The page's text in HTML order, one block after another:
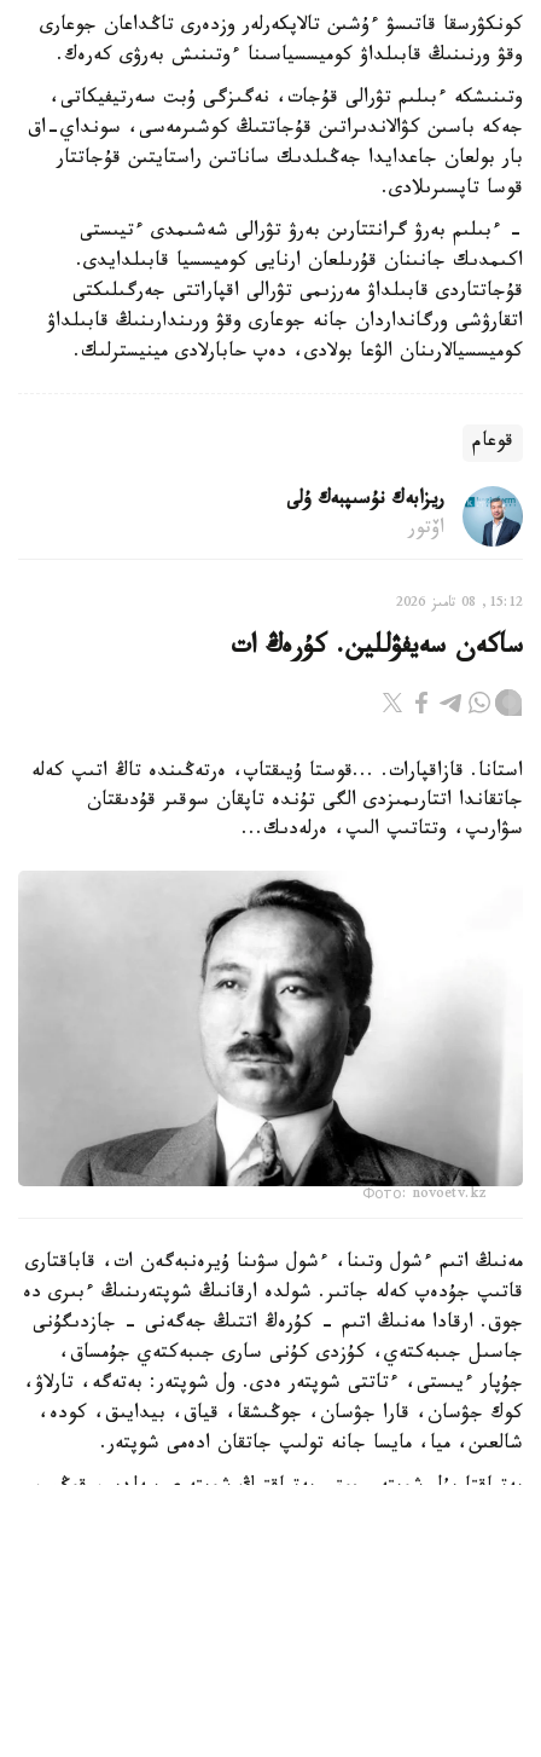
كونكۋرسقا قاتىسۋ ءۇشىن تالاپكەرلەر وزدەرى تاڭداعان جوعارى
وقۋ ورنىنىڭ قابىلداۋ كوميسسياسىنا ءوتىنىش بەرۋى كەرەك.
وتىنىشكە ءبىلىم تۋرالى قۇجات، نەگىزگى ۇبت سەرتيفيكاتى،
جەكە باسىن كۋالاندىراتىن قۇجاتتىڭ كوشىرمەسى، سونداي-اق
بار بولعان جاعدايدا جەڭىلدىك ساناتىن راستايتىن قۇجاتتار
قوسا تاپسىرىلادى.
- ءبىلىم بەرۋ گرانتتارىن بەرۋ تۋرالى شەشىمدى ءتيىستى
اكىمدىك جانىنان قۇرىلعان ارنايى كوميسسيا قابىلدايدى.
قۇجاتتاردى قابىلداۋ مەرزىمى تۋرالى اقپاراتتى جەرگىلىكتى
اتقارۋشى ورگانداردان جانە جوعارى وقۋ ورىندارىنىڭ قابىلداۋ
كوميسسيالارىنان الۋعا بولادى، دەپ حابارلادى مينيسترلىك.
قوعام
ريزابەك نۇسىپبەك ۇلى
اۆتور
15:12, 08 تامىز 2026
ساكەن سەيفۋللين. كۇرەڭ ات
استانا. قازاقپارات. ...قوستا ۇيىقتاپ، ەرتەڭىندە تاڭ اتىپ كەلە
جاتقاندا اتتارىمىزدى الگى تۇندە تاپقان سوقىر قۇدىقتان
سۋارىپ، وتتاتىپ الىپ، ەرلەدىك...
Фото: novoetv.kz
مەنىڭ اتىم ءشول وتىنا، ءشول سۋىنا ۇيرەنبەگەن ات، قاباقتارى
قاتىپ جۇدەپ كەلە جاتىر. شولدە ارقانىڭ شوپتەرىنىڭ ءبىرى دە
جوق. ارقادا مەنىڭ اتىم - كۇرەڭ اتتىڭ جەگەنى - جازدىگۇنى
جاسىل جىبەكتەي، كۇزدى كۇنى سارى جىبەكتەي جۇمساق،
جۇپار ءيىستى، ءتاتتى شوپتەر ەدى. ول شوپتەر: بەتەگە، تارلاۋ،
كوك جۋسان، قارا جۋسان، جوڭىشقا، قياق، بيدايىق، كودە،
شالعىن، ميا، مايسا جانە تولىپ جاتقان ادەمى شوپتەر.
بەتپاقتا بۇل شوپتەر جوق. بەتپاقتىڭ شوپتەرى سەلدىر، قوڭىر،